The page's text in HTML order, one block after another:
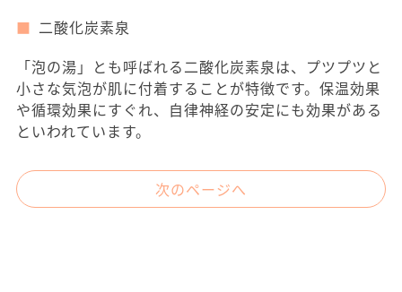
二酸化炭素泉
「泡の湯」とも呼ばれる二酸化炭素泉は、プツプツと
小さな気泡が肌に付着することが特徴です。保温効果
や循環効果にすぐれ、自律神経の安定にも効果がある
といわれています。
次のページへ